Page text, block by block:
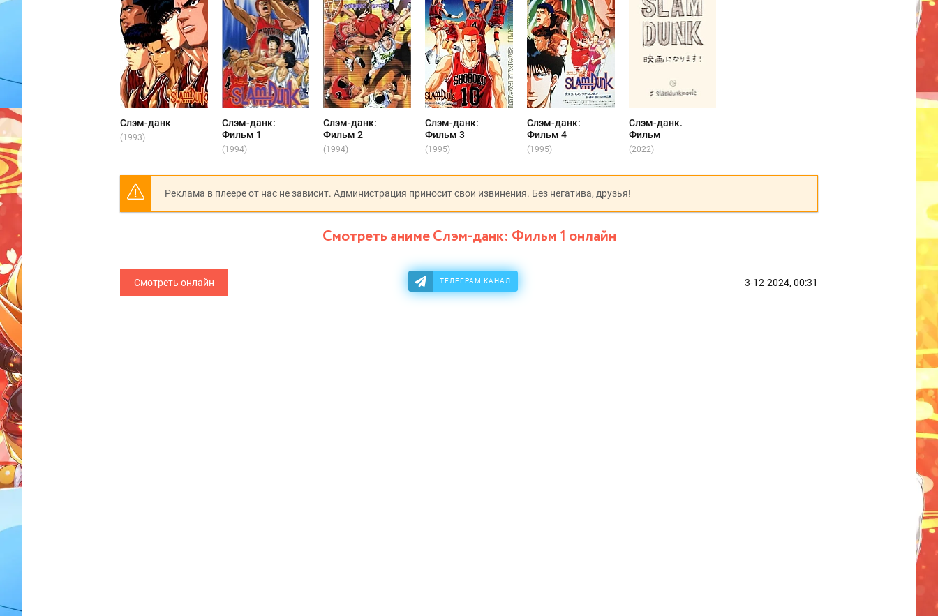
Слэм-данк
(1993)
Слэм-данк:
Фильм 1
(1994)
Слэм-данк:
Фильм 2
(1994)
Слэм-данк:
Фильм 3
(1995)
Слэм-данк:
Фильм 4
(1995)
Слэм-данк.
Фильм
(2022)
Реклама в плеере от нас не зависит. Администрация приносит свои извинения. Без негатива, друзья!
Смотреть аниме Слэм-данк: Фильм 1 онлайн
Смотреть онлайн 3-12-2024, 00:31
ТЕЛЕГРАМ КАНАЛ